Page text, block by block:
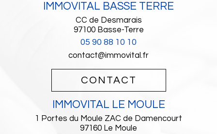
IMMOVITAL BASSE TERRE
CC de Desmarais
97100 Basse-Terre
05 90 88 10 10
contact@immovital.fr
CONTACT
IMMOVITAL LE MOULE
1 Portes du Moule ZAC de Damencourt
97160 Le Moule